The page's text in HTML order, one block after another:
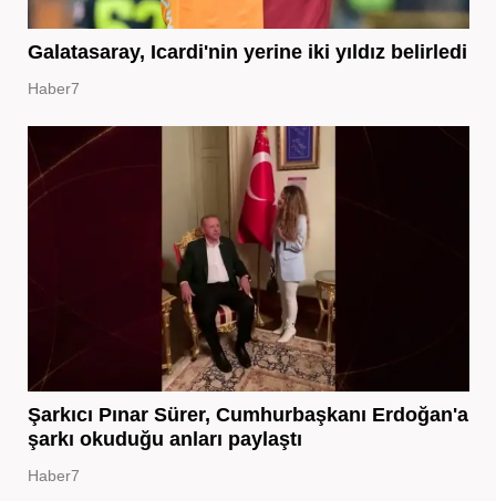
Galatasaray, Icardi'nin yerine iki yıldız belirledi
Haber7
Şarkıcı Pınar Sürer, Cumhurbaşkanı Erdoğan'a
şarkı okuduğu anları paylaştı
Haber7